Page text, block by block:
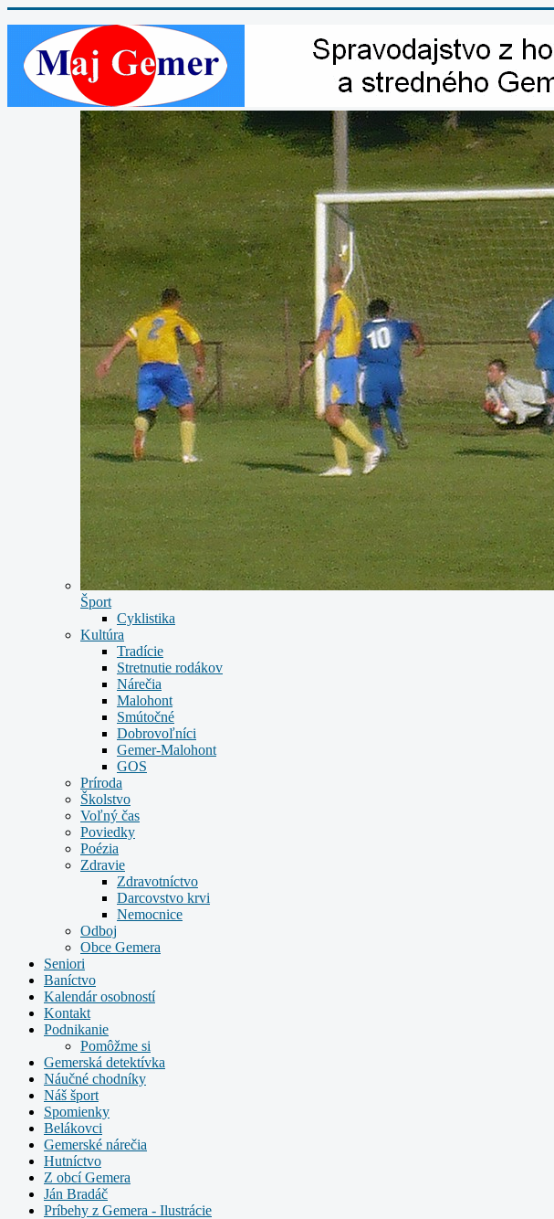
Šport
Cyklistika
Kultúra
Tradície
Stretnutie rodákov
Nárečia
Malohont
Smútočné
Dobrovoľníci
Gemer-Malohont
GOS
Príroda
Školstvo
Voľný čas
Poviedky
Poézia
Zdravie
Zdravotníctvo
Darcovstvo krvi
Nemocnice
Odboj
Obce Gemera
Seniori
Baníctvo
Kalendár osobností
Kontakt
Podnikanie
Pomôžme si
Gemerská detektívka
Náučné chodníky
Náš šport
Spomienky
Belákovci
Gemerské nárečia
Hutníctvo
Z obcí Gemera
Ján Bradáč
Príbehy z Gemera - Ilustrácie